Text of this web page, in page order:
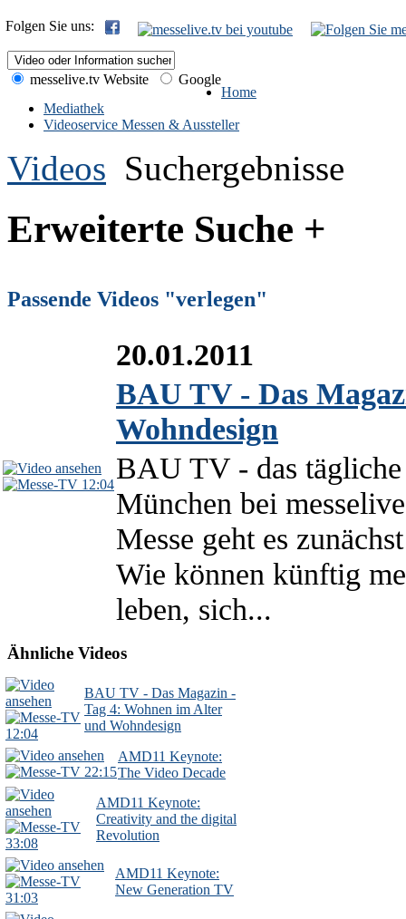
Folgen Sie uns:
messelive.tv Website
Google
Home
Mediathek
Videoservice Messen & Aussteller
Videos Suchergebnisse
Erweiterte Suche +
Passende Videos "verlegen"
12:04
20.01.2011
BAU TV - Das
Wohndesign
BAU TV - das
München bei
Messe geht es
Wie können künftig
leben, sich...
Ähnliche Videos
12:04
BAU TV - Das Magazin -
Tag 4: Wohnen im Alter
und Wohndesign
22:15
AMD11 Keynote:
The Video Decade
33:08
AMD11 Keynote:
Creativity and the digital
Revolution
31:03
AMD11 Keynote:
New Generation TV